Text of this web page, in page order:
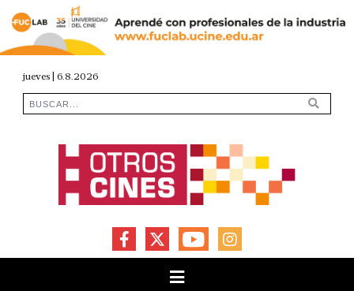
jueves | 6.8.2026
FACEBOOKYOUTUBEINSTAGRAM